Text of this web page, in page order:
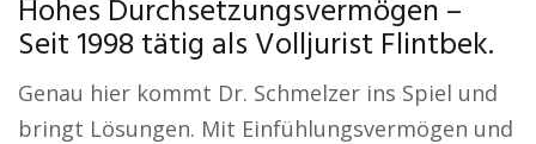
Hohes Durchsetzungsvermögen –
Seit 1998 tätig als Volljurist Flintbek.
Genau hier kommt Dr. Schmelzer ins Spiel und
bringt Lösungen. Mit Einfühlungsvermögen und